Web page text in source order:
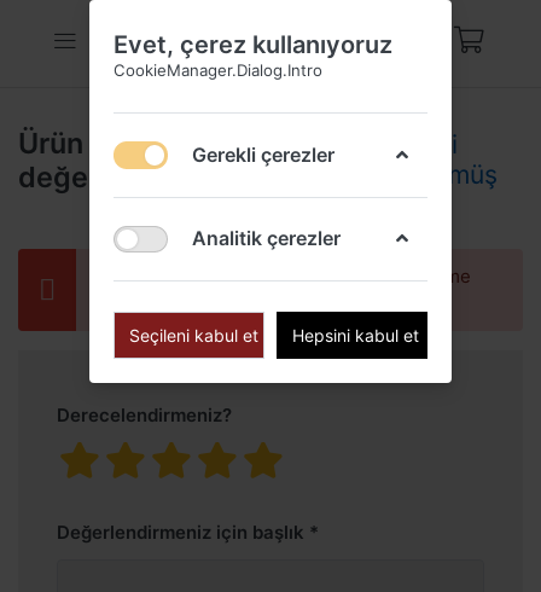
Ürün
değerlendirmeleri
Pırlanta Modelli
Kolye Küpe Gümüş
Set
Yalnızca kayıtlı kullanıcılar değerlendirme
Derecelendirmeniz?
Değerlendirmeniz için başlık
Evet, çerez kullanıyoruz
CookieManager.Dialog.Intro
Gerekli çerezler
Analitik çerezler
Seçileni kabul et Hepsini kabul et